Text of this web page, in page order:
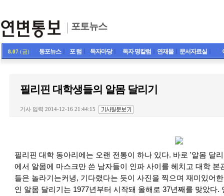
포토뉴스
8.07 (금) 동포뉴스ㅣ 포 럼 독자마당ㅣ 독자 명칼럼 연재물ㅣ 문서자료실
필리핀 대학생들의 알몸 달리기
기사 입력 2014-12-16 21:44:15
필리핀 대학 동아리에는 오랜 전통이 하나 있다. 바로 '알몸 달
에서 알몸에 마스크만 쓴 남자들이 인파 사이를 헤치고 대학
들은 놀라기는커녕, 기다렸다는 듯이 사진을 찍으며 재미있어
인 알몸 달리기는 1977년부터 시작돼 올해로 37년째를 맞았다.